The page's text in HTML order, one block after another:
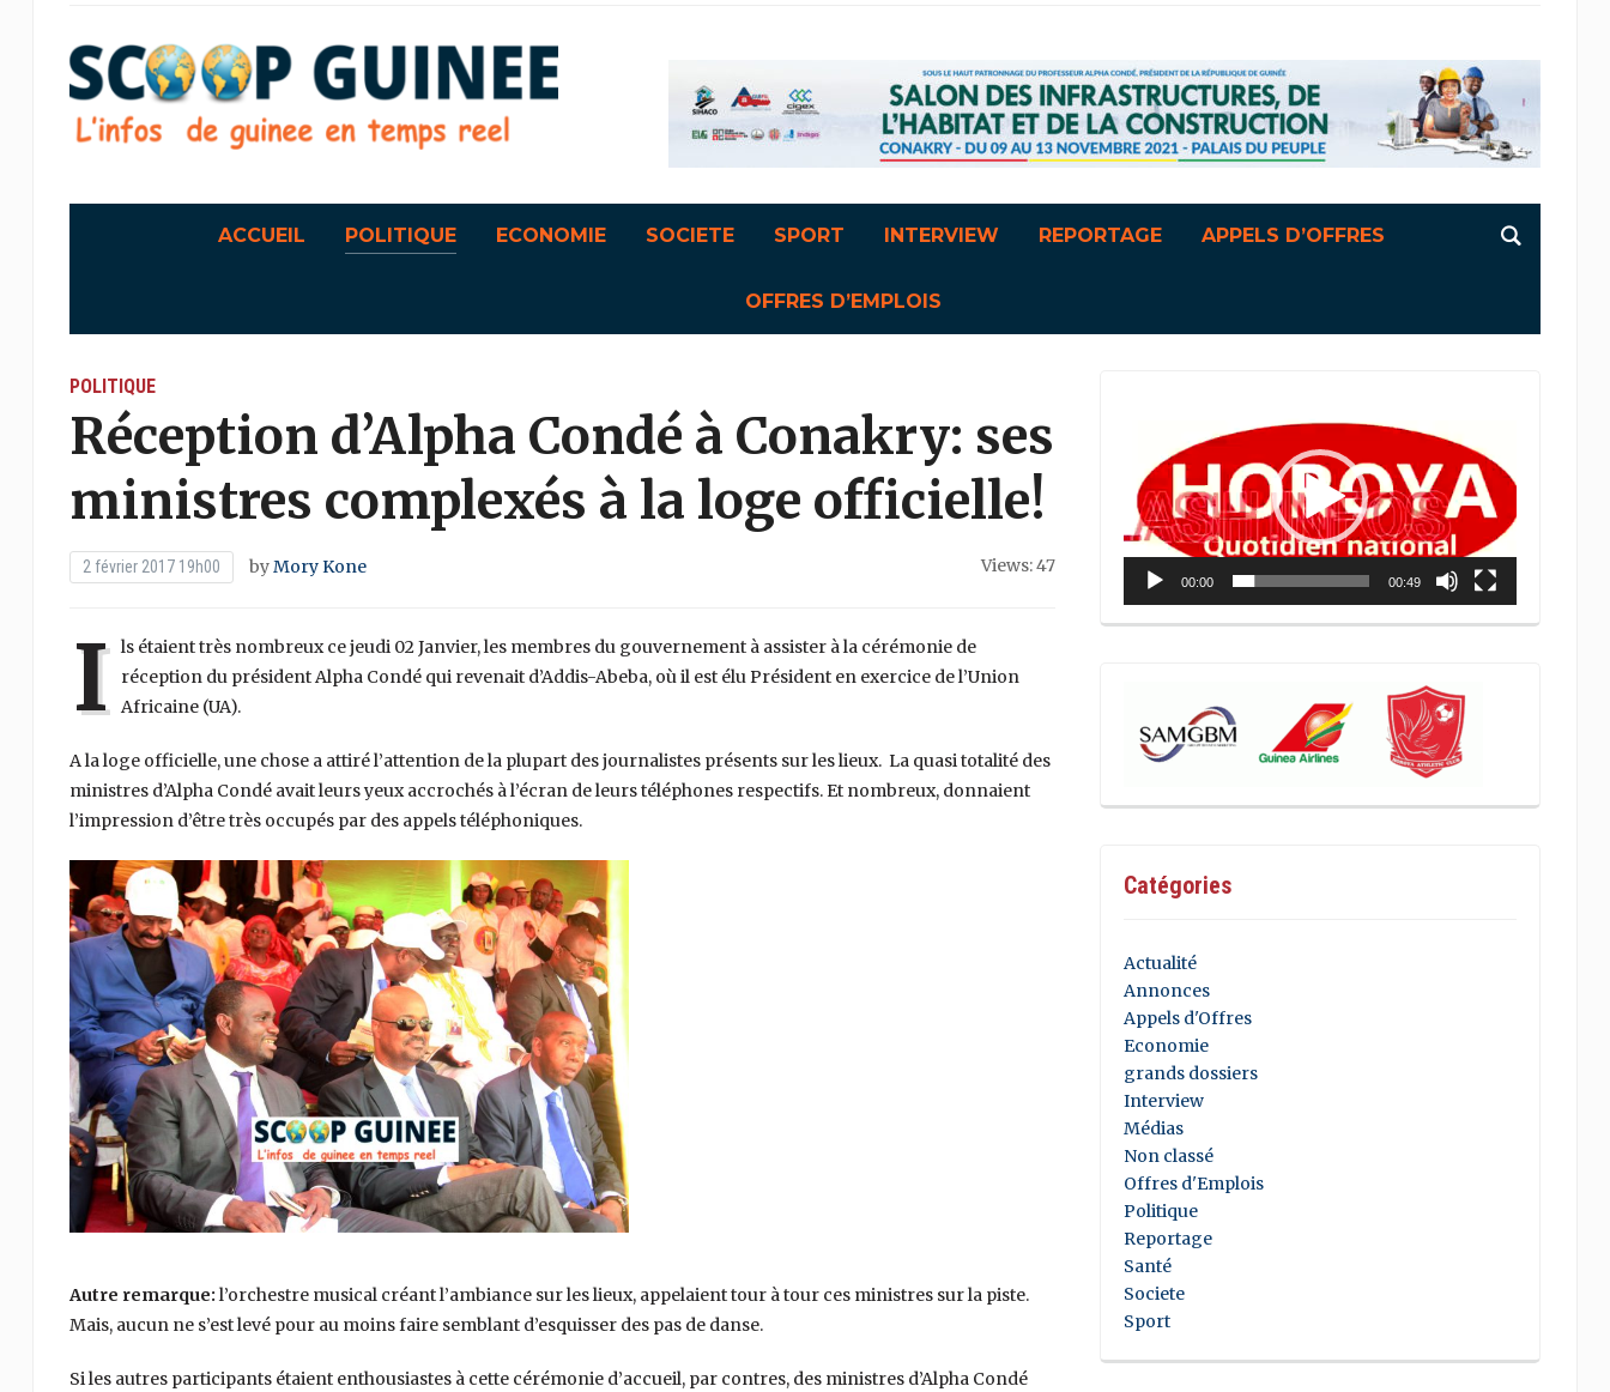
ACCUEIL POLITIQUE ECONOMIE SOCIETE SPORT INTERVIEW REPORTAGE APPELS D’OFFRES
OFFRES D’EMPLOIS
POLITIQUE
Réception d’Alpha Condé à Conakry: ses
ministres complexés à la loge officielle!
2 février 2017 19h00 byMory Kone Views: 47
I ls étaient très nombreux ce jeudi 02 Janvier, les membres du gouvernement à assister à la cérémonie de
réception du président Alpha Condé qui revenait d’Addis-Abeba, où il est élu Président en exercice de l’Union
Africaine (UA).
A la loge officielle, une chose a attiré l’attention de la plupart des journalistes présents sur les lieux. La quasi totalité des
ministres d’Alpha Condé avait leurs yeux accrochés à l’écran de leurs téléphones respectifs. Et nombreux, donnaient
l’impression d’être très occupés par des appels téléphoniques.
Autre remarque: l’orchestre musical créant l’ambiance sur les lieux, appelaient tour à tour ces ministres sur la piste.
Mais, aucun ne s’est levé pour au moins faire semblant d’esquisser des pas de danse.
Si les autres participants étaient enthousiastes à cette cérémonie d’accueil, par contres, des ministres d’Alpha Condé
00:00 00:49
Catégories
Actualité
Annonces
Appels d'Offres
Economie
grands dossiers
Interview
Médias
Non classé
Offres d'Emplois
Politique
Reportage
Santé
Societe
Sport